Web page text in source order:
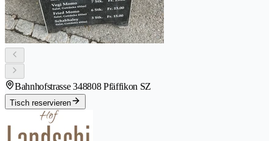
Bahnhofstrasse 348808 Pfäffikon SZ
Tisch reservieren